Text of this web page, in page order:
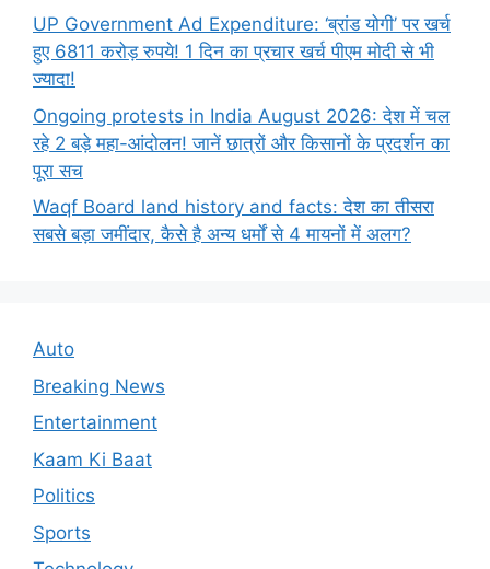
UP Government Ad Expenditure: ‘ब्रांड योगी’ पर खर्च
हुए 6811 करोड़ रुपये! 1 दिन का प्रचार खर्च पीएम मोदी से भी
ज्यादा!
Ongoing protests in India August 2026: देश में चल
रहे 2 बड़े महा-आंदोलन! जानें छात्रों और किसानों के प्रदर्शन का
पूरा सच
Waqf Board land history and facts: देश का तीसरा
सबसे बड़ा जमींदार, कैसे है अन्य धर्मों से 4 मायनों में अलग?
Auto
Breaking News
Entertainment
Kaam Ki Baat
Politics
Sports